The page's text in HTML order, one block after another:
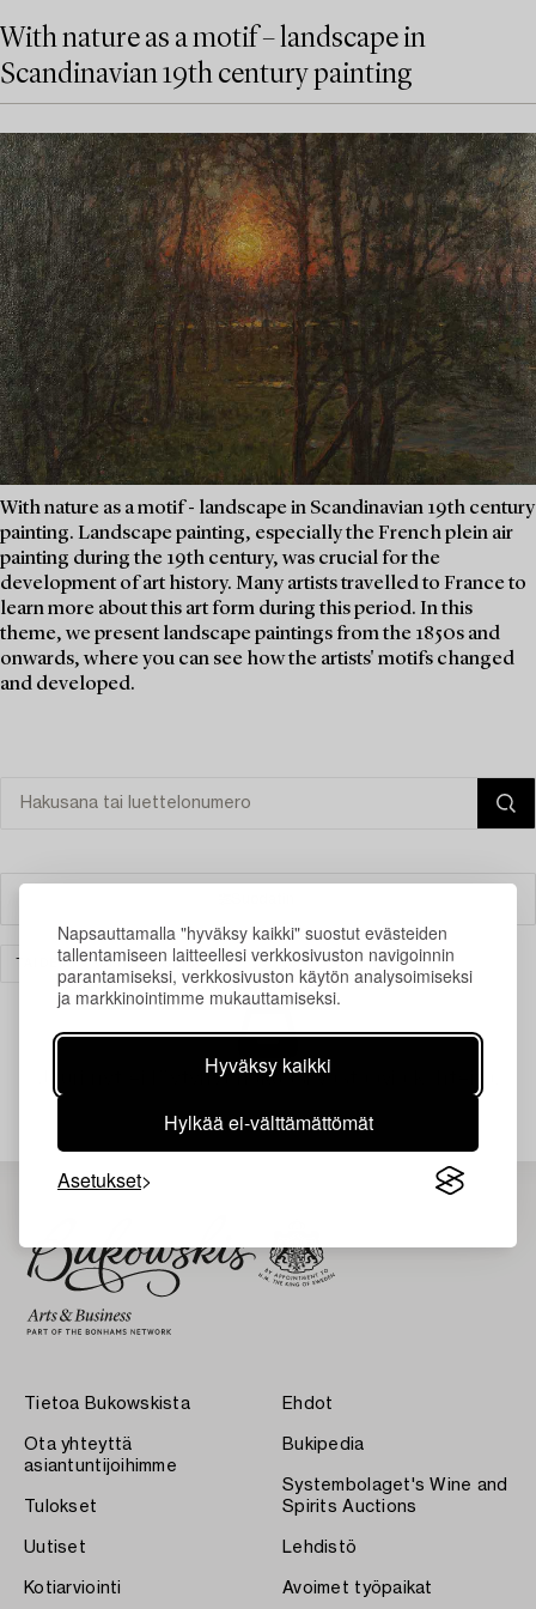
Napsauttamalla "hyväksy kaikki" suostut evästeiden
tallentamiseen laitteellesi verkkosivuston navigoinnin
parantamiseksi, verkkosivuston käytön analysoimiseksi
ja markkinointimme mukauttamiseksi.
Hyväksy kaikki
Hylkää ei-välttämättömät
Asetukset
With nature as a motif – landscape in
Scandinavian 19th century painting
With nature as a motif - landscape in Scandinavian 19th century
painting. Landscape painting, especially the French plein air
painting during the 19th century, was crucial for the
development of art history. Many artists travelled to France to
learn more about this art form during this period. In this
theme, we present landscape paintings from the 1850s and
onwards, where you can see how the artists' motifs changed
and developed.
TYHJENNÄ KAIKKI
Juuri nyt ei löytynyt hakuasi vastaavia kohteita.
Tietoa Bukowskista
Ota yhteyttä
asiantuntijoihimme
Tulokset
Uutiset
Kotiarviointi
Ehdot
Bukipedia
Systembolaget's Wine and
Spirits Auctions
Lehdistö
Avoimet työpaikat